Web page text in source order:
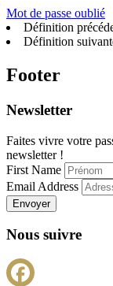
Mot de passe oublié
Définition
Définition
Footer
Newsletter
Faites vivre votre
newsletter !
First Name
Email Address
Envoyer
Nous suivre